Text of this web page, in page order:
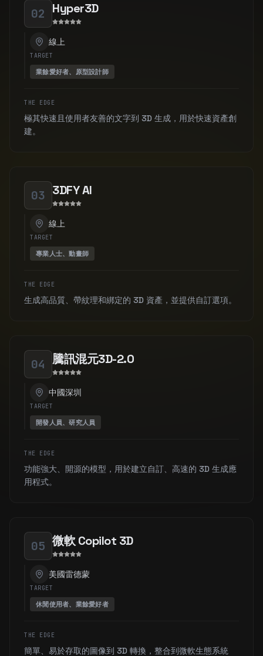
02 Hyper3D
線上
TARGET
業餘愛好者、原型設計師
THE EDGE
極其快速且使用者友善的文字到 3D 生成，用於快速資產創
建。
03 3DFY AI
線上
TARGET
專業人士、動畫師
THE EDGE
生成高品質、帶紋理和綁定的 3D 資產，並提供自訂選項。
04 騰訊混元3D-2.0
中國深圳
TARGET
開發人員、研究人員
THE EDGE
功能強大、開源的模型，用於建立自訂、高速的 3D 生成應
用程式。
05 微軟 Copilot 3D
美國雷德蒙
TARGET
休閒使用者、業餘愛好者
THE EDGE
簡單、易於存取的圖像到 3D 轉換，整合到微軟生態系統